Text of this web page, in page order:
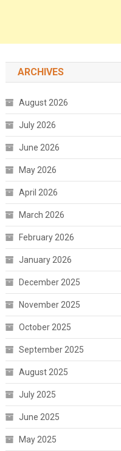
ARCHIVES
August 2026
July 2026
June 2026
May 2026
April 2026
March 2026
February 2026
January 2026
December 2025
November 2025
October 2025
September 2025
August 2025
July 2025
June 2025
May 2025